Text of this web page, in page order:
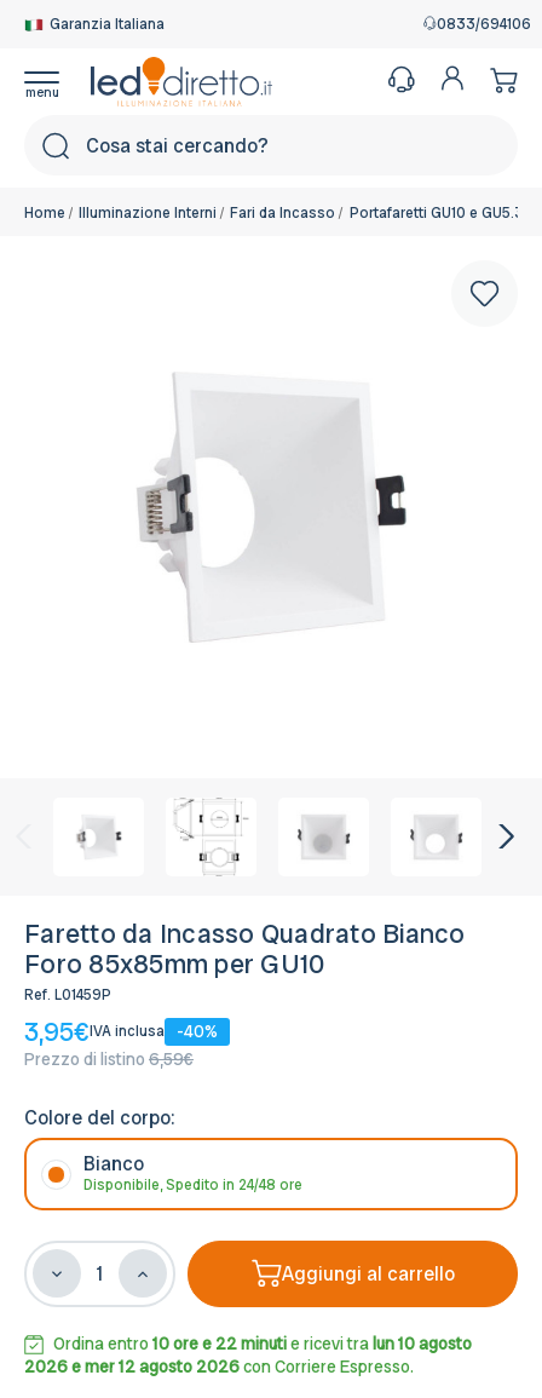
Garanzia Italiana 0833/694106
Home Illuminazione Interni Fari da Incasso Portafaretti GU10 e GU5.3
Faretto da Incasso Quadrato Bianco
Foro 85x85mm per GU10
Ref. L01459P
3,95€IVA inclusa
-40%
Prezzo di listino 6,59€
Colore del corpo:
Bianco
Disponibile, Spedito in 24/48 ore
Colore del corpo:
Bianco
Disponibile, Spedito in 24/48 ore
Diminuisci
la
di
Faretto
Aumenta
la
di
Faretto
Aggiungi al carrello
Ordina entro 10 ore e 22 minutie ricevi tralun 10 agosto
2026 e mer 12 agosto 2026con Corriere Espresso.